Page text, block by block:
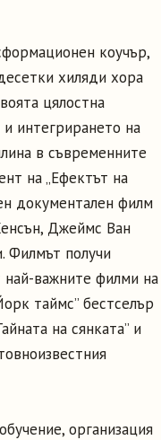
коучър,
хиляди хора
цялостна
интегрирането на
в съвременните
на „Ефектът на
документален филм
Джеймс Ван
Филмът получи
най-важните филми на
таймс” бестселър
на сянката” и
организация